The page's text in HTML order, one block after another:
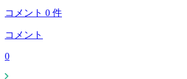
コメント 0 件
コメント
0